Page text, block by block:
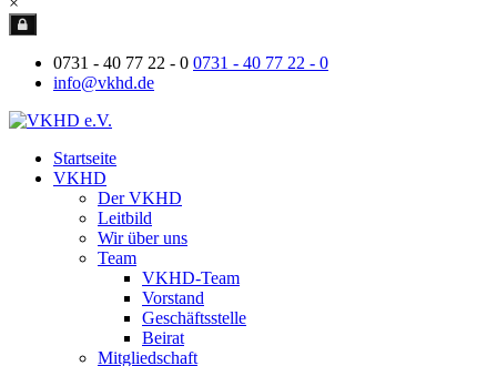
0731 - 40 77 22 - 0 0731 - 40 77 22 - 0
info@vkhd.de
Startseite
VKHD
Der VKHD
Leitbild
Wir über uns
Team
VKHD-Team
Vorstand
Geschäftsstelle
Beirat
Mitgliedschaft